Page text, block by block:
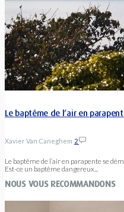
Le baptême de l’air en
Xavier Van Caneghem 2
Le baptême de l’air en parapente se
Est-ce un baptême dangereux...
NOUS VOUS RECOMMANDONS